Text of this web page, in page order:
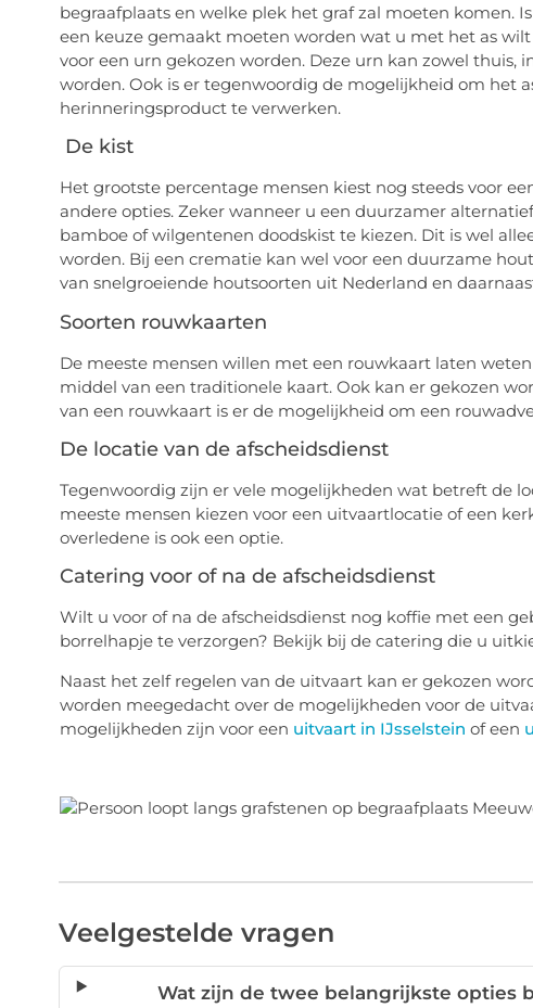
begraafplaats en welke plek het graf zal moeten komen.
een keuze gemaakt moeten worden wat u met het as wilt
voor een urn gekozen worden. Deze urn kan zowel thuis,
worden. Ook is er tegenwoordig de mogelijkheid om het
herinneringsproduct te verwerken.
De kist
Het grootste percentage mensen kiest nog steeds voor
andere opties. Zeker wanneer u een duurzamer
bamboe ofwilgentenen doodskist te kiezen. Dit is wel
worden. Bij een crematie kan wel voor een duurzame
van snelgroeiende houtsoorten uit Nederland en
Soorten rouwkaarten
De meeste mensen willen met een rouwkaart laten
middel van een traditionele kaart. Ook kan er gekozen
van een rouwkaart is er de mogelijkheid om een
De locatie van de afscheidsdienst
Tegenwoordig zijn er vele mogelijkheden wat betreft de
meestemensen kiezen voor een uitvaartlocatie of een
overledene is ook een optie.
Catering voor of na de afscheidsdienst
Wilt u voor of na de afscheidsdienst nog koffie met een
borrelhapje te verzorgen? Bekijk bij de catering die u
Naast het zelf regelen van de uitvaart kan er gekozen
worden meegedacht over de mogelijkheden voor de
mogelijkheden zijn voor een uitvaart in IJsselstein of een
Veelgestelde vragen
Wat zijn de twee belangrijkste opties